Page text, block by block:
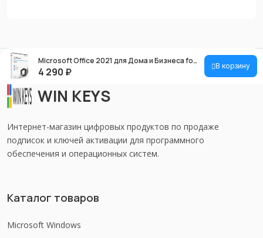
Microsoft Office 2021 для Дома и Бизнеса for Mac OS
4 290 ₽ В корзину
WIN KEYS
Интернет-магазин цифровых продуктов по продаже
подписок и ключей активации для программного
обеспечения и операционных систем.
Каталог товаров
Microsoft Windows